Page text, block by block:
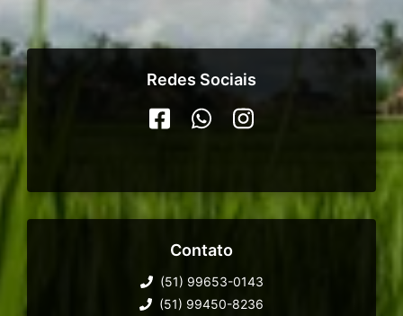
Redes Sociais
Contato
(51) 99653-0143
(51) 99450-8236